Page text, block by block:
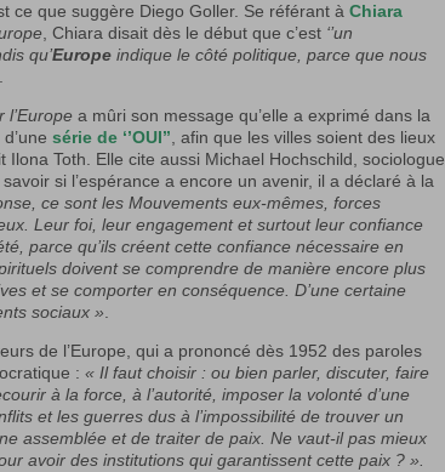
ce que suggère Diego Goller. Se référant àChiara
, Chiara disait dès le début que c’est ‘’un
qu’Europe indique le côté politique, parce que nous
l’Europe a mûri son message qu’elle a exprimé dans la
d’unesérie de ‘’OUI’’, afin que les villes soient des lieux
Toth. Elle cite aussi Michael Hochschild, sociologue
si l’espérance a encore un avenir, il a déclaré à la
ce sont les Mouvements eux-mêmes, forces
Leur foi, leur engagement et surtout leur confiance
parce qu’ils créent cette confiance nécessaire en
doivent se comprendre de manière encore plus
et se comporter en conséquence. D’une certaine
sociaux ».
de l’Europe, qui a prononcé dès 1952 des paroles
:« Il faut choisir : ou bien parler, discuter, faire
à la force, à l’autorité, imposer la volonté d’une
et les guerres dus à l’impossibilité de trouver un
assemblée et de traiter de paix. Ne vaut-il pas mieux
avoir des institutions qui garantissent cette paix ? ».